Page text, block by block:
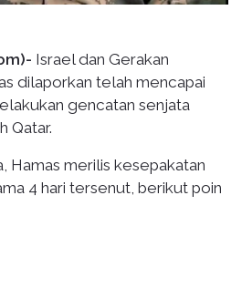
Israel dan Gerakan
dilaporkan telah mencapai
gencatan senjata
Qatar.
Hamas merilis kesepakatan
4 hari tersenut, berikut poin